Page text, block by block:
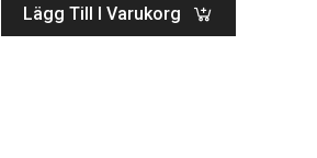
Lägg Till I Varukorg